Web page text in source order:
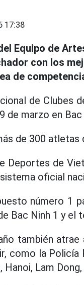
17:38
Equipo de
con los
de
de Clubes
de marzo en Bac
de 300
Deportes de
oficial
número 1
Bac Ninh 1 y el
también atrae
como la Policía
Hanoi, Lam Dong,